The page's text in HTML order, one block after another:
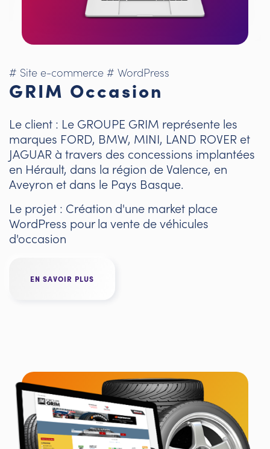
# Site e-commerce # WordPress
GRIM Occasion
Le client : Le GROUPE GRIM représente les
marques FORD, BMW, MINI, LAND ROVER et
JAGUAR à travers des concessions implantées
en Hérault, dans la région de Valence, en
Aveyron et dans le Pays Basque.
Le projet : Création d'une market place
WordPress pour la vente de véhicules
d'occasion
EN SAVOIR PLUS